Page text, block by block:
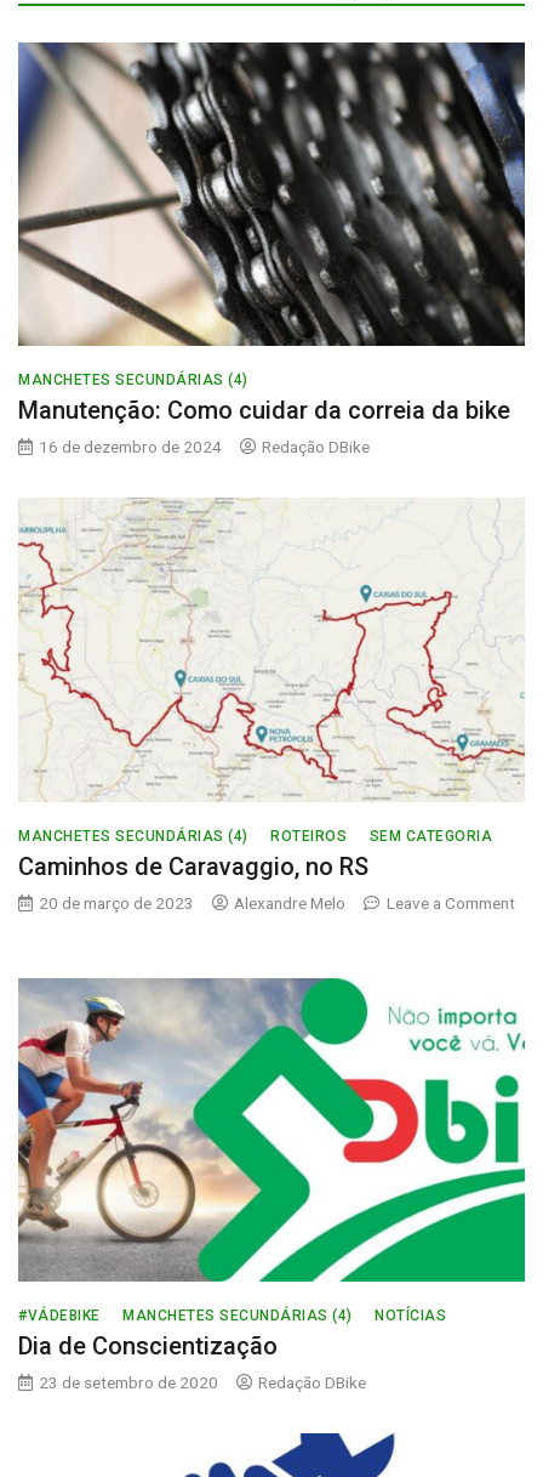
MANCHETES SECUNDÁRIAS (4)
Manutenção: Como cuidar da correia da bike
16 de dezembro de 2024 Redação DBike
MANCHETES SECUNDÁRIAS (4) ROTEIROS SEM CATEGORIA
Caminhos de Caravaggio, no RS
20 de março de 2023 Alexandre Melo
Leave a Comment
de
Caravaggio,
RS
#VÁDEBIKE MANCHETES SECUNDÁRIAS (4) NOTÍCIAS
Dia de Conscientização
23 de setembro de 2020 Redação DBike